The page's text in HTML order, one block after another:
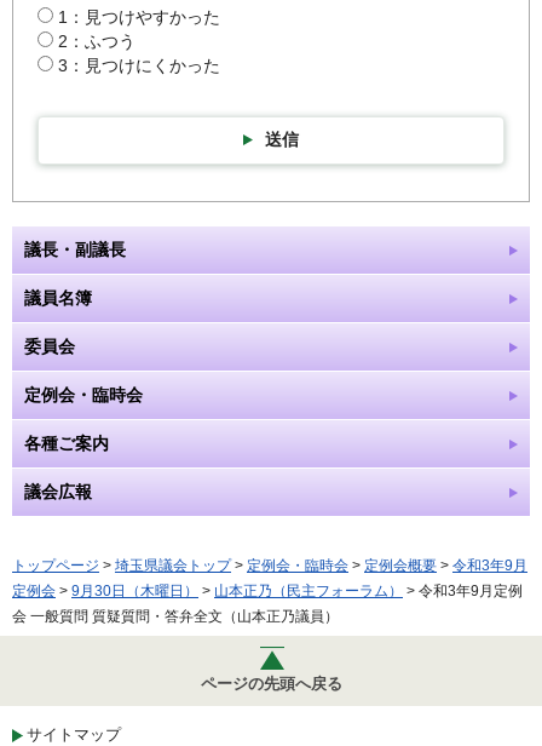
1：見つけやすかった
2：ふつう
3：見つけにくかった
送信
議長・副議長
議員名簿
委員会
定例会・臨時会
各種ご案内
議会広報
トップページ > 埼玉県議会トップ> 定例会・臨時会 > 定例会概要 > 令和3年9月
定例会 > 9月30日（木曜日） > 山本正乃（民主フォーラム）
> 令和3年9月定例
会 一般質問 質疑質問・答弁全文（山本正乃議員）
ページの先頭へ戻る
サイトマップ